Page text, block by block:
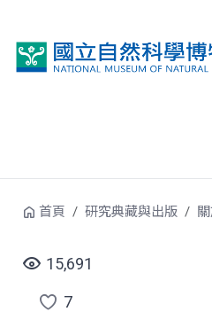
首頁 研究典藏與出版
15,691
點
7